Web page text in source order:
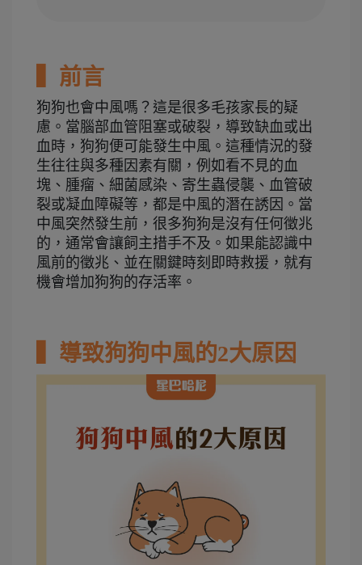
▍前言
狗狗也會中風嗎？這是很多毛孩家長的疑
慮。當腦部血管阻塞或破裂，導致缺血或出
血時，狗狗便可能發生中風。這種情況的發
生往往與多種因素有關，例如看不見的血
塊、腫瘤、細菌感染、寄生蟲侵襲、血管破
裂或凝血障礙等，都是中風的潛在誘因。當
中風突然發生前，很多狗狗是沒有任何徵兆
的，通常會讓飼主措手不及。如果能認識中
風前的徵兆、並在關鍵時刻即時救援，就有
機會增加狗狗的存活率。
▍導致狗狗中風的2大原因